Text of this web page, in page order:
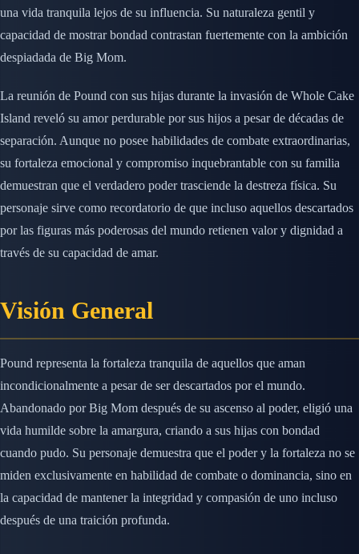
una vida tranquila lejos de su influencia. Su naturaleza gentil y
capacidad de mostrar bondad contrastan fuertemente con la ambición
despiadada de Big Mom.
La reunión de Pound con sus hijas durante la invasión de Whole Cake
Island reveló su amor perdurable por sus hijos a pesar de décadas de
separación. Aunque no posee habilidades de combate extraordinarias,
su fortaleza emocional y compromiso inquebrantable con su familia
demuestran que el verdadero poder trasciende la destreza física. Su
personaje sirve como recordatorio de que incluso aquellos descartados
por las figuras más poderosas del mundo retienen valor y dignidad a
través de su capacidad de amar.
Visión General
Pound representa la fortaleza tranquila de aquellos que aman
incondicionalmente a pesar de ser descartados por el mundo.
Abandonado por Big Mom después de su ascenso al poder, eligió una
vida humilde sobre la amargura, criando a sus hijas con bondad
cuando pudo. Su personaje demuestra que el poder y la fortaleza no se
miden exclusivamente en habilidad de combate o dominancia, sino en
la capacidad de mantener la integridad y compasión de uno incluso
después de una traición profunda.